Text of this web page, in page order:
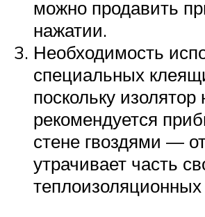
можно продавить
нажатии.
Необходимость
специальных
поскольку изолятор
рекомендуется
стене гвоздями —
утрачивает часть
теплоизоляционных